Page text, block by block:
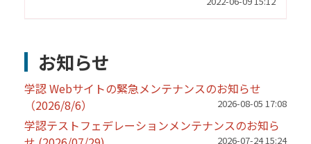
お知らせ
学認 Webサイトの緊急メンテナンスのお知らせ
（2026/8/6）
2026-08-05 17:08
学認テストフェデレーションメンテナンスのお知ら
2026-07-24 15:24